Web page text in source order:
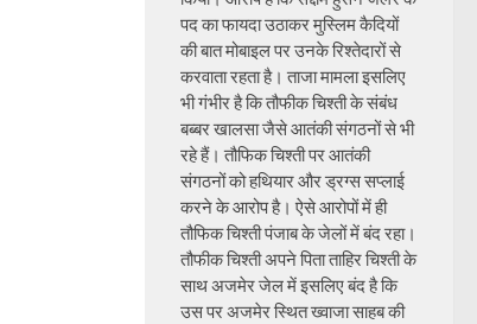
पद का फायदा उठाकर मुस्लिम कैदियों
की बात मोबाइल पर उनके रिश्तेदारों से
करवाता रहता है। ताजा मामला इसलिए
भी गंभीर है कि तौफीक चिश्ती के संबंध
बब्बर खालसा जैसे आतंकी संगठनों से भी
रहे हैं। तौफिक चिश्ती पर आतंकी
संगठनों को हथियार और ड्रग्स सप्लाई
करने के आरोप है। ऐसे आरोपों में ही
तौफिक चिश्ती पंजाब के जेलों में बंद रहा।
तौफीक चिश्ती अपने पिता ताहिर चिश्ती के
साथ अजमेर जेल में इसलिए बंद है कि
उस पर अजमेर स्थित ख्वाजा साहब की